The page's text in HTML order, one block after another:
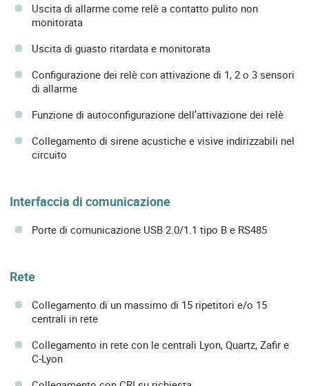
Uscita di allarme come relè a contatto pulito non
monitorata
Uscita di guasto ritardata e monitorata
Configurazione dei relè con attivazione di 1, 2 o 3 sensori
di allarme
Funzione di autoconfigurazione dell’attivazione dei relè
Collegamento di sirene acustiche e visive indirizzabili nel
circuito
Interfaccia di comunicazione
Porte di comunicazione USB 2.0/1.1 tipo B e RS485
Rete
Collegamento di un massimo di 15 ripetitori e/o 15
centrali in rete
Collegamento in rete con le centrali Lyon, Quartz, Zafir e
C-Lyon